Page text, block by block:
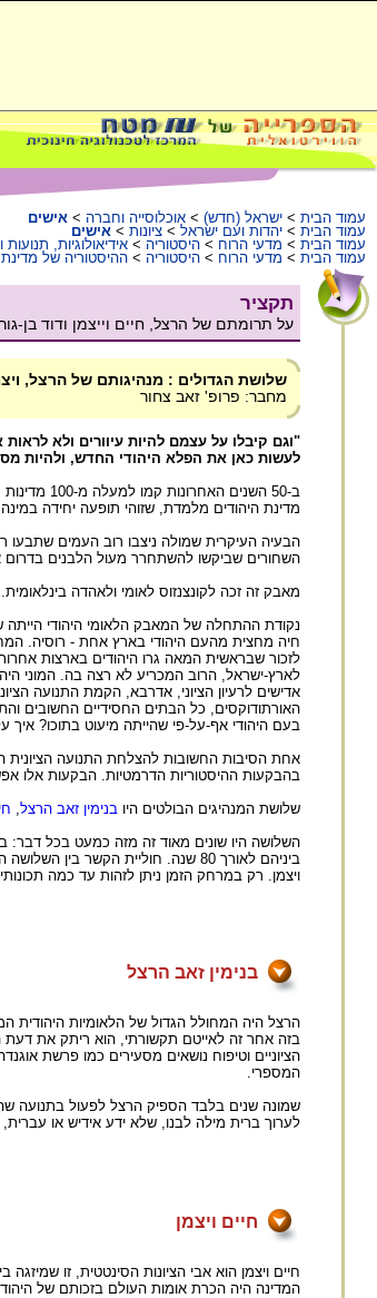
עמוד הבית > ישראל (חדש) > אוכלוסייה וחברה > אישים
עמוד הבית > יהדות ועם ישראל > ציונות > אישים
עמוד הבית > מדעי הרוח > היסטוריה > אידיאולוגיות, תנועות
עמוד הבית > מדעי הרוח > היסטוריה > ההיסטוריה של
תקציר
על תרומתם של הרצל, חיים וייצמן ודוד בן-
שלושת הגדולים : מנהיגותם של הרצל, ויצמן
מחבר: פרופ' זאב צחור
"וגם קיבלו על עצמם להיות עיוורים ולא
לעשות כאן את הפלא היהודי החדש, ולהיות
ב-50
מדינת היהודים מלמדת, שזוהי תופעה יחידה
הבעיה העיקרית שמולה ניצבו רוב העמים
השחורים שביקשו להשתחרר מעול הלבנים
מאבק זה זכה לקונצנזוס לאומי ולאהדה בינלאומית.
נקודת ההתחלה של המאבק הלאומי היהודי הייתה
לזכור שבראשית המאה גרו היהודים בארצות
לארץ-ישראל, הרוב המכריע לא רצה בה. המוני
אדישים לרעיון הציוני, אדרבא, הקמת התנועה
האורתודוקסים, כל הבתים החסידיים החשובים
בעם היהודי אף-על-פי שהייתה מיעוט בתוכו?
אחת הסיבות החשובות להצלחת התנועה הציונית
בהבקעות ההיסטוריות הדרמטיות. הבקעות אלו
שלושת המנהיגים הבולטים היו בנימין זאב הרצל
השלושה היו שונים מאוד זה מזה כמעט בכל דבר:
ביניהם לאורך 80 שנה. חוליית הקשר
ויצמן. רק במרחק הזמן ניתן לזהות עד כמה
בנימין זאב הרצל
הרצל היה המחולל הגדול של הלאומיות היהודית
בזה אחר זה לאייטם תקשורתי, הוא ריתק את דעת
הציוניים וטיפוח נושאים מסעירים כמו פרשת
המספרי.
לערוך ברית מילה לבנו, שלא ידע אידיש או
חיים ויצמן
חיים ויצמן הוא אבי הציונות הסינטטית, זו שמיזגה
המדינה היה הכרת אומות העולם בזכותם של